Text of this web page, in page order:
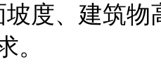
度、建筑
。